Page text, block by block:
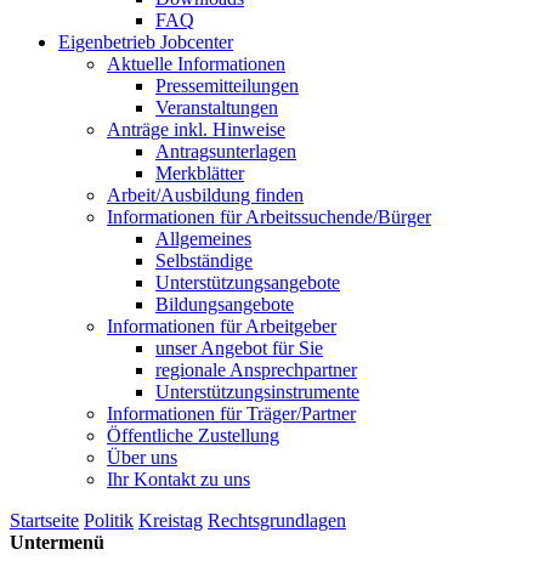
FAQ
Eigenbetrieb Jobcenter
Aktuelle Informationen
Pressemitteilungen
Veranstaltungen
Anträge inkl. Hinweise
Antragsunterlagen
Merkblätter
Arbeit/Ausbildung finden
Informationen für Arbeitssuchende/Bürger
Allgemeines
Selbständige
Unterstützungs­angebote
Bildungsangebote
Informationen für Arbeitgeber
unser Angebot für Sie
regionale Ansprechpartner
Unterstützungs­instrumente
Informationen für Träger/Partner
Öffentliche Zustellung
Über uns
Ihr Kontakt zu uns
Startseite Politik Kreistag Rechtsgrundlagen
Untermenü